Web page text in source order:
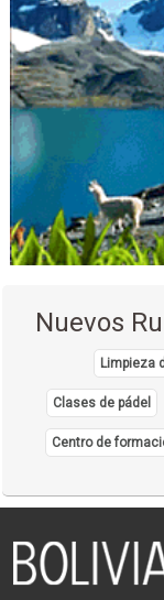
Médicos
Ortopedias
Embalajes
Mudanzas
Mudanzas
Mudanzas
Servicios de
Servicio de Carga
Transporte de
Mudanzas Puerta
Transporte
Confiterías
Asesoramiento
Restaurantes:
Restaurantes:
Nuevos
Limpieza
Clases de pádel
Centro de